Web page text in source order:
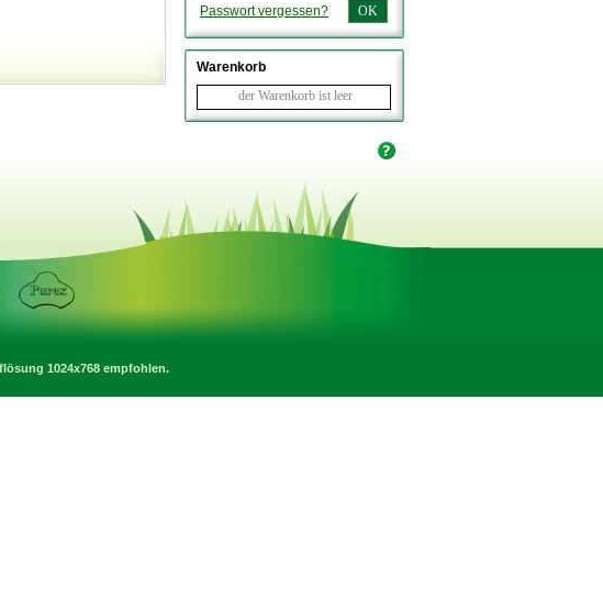
Passwort vergessen? OK
Warenkorb
der Warenkorb ist leer
1024x768 empfohlen.